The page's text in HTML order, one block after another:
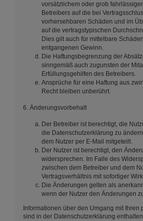
vorsätzlichem oder grob
Betreibers auf die bei
vorhersehbaren Schäden und im
auf die vertragstypischen
Dies gilt auch für mittelbare
entgangenen Gewinn.
Die Haftungsbegrenzung der
sinngemäß auch zugunsten der
Erfüllungsgehilfen des Betreibers.
Ansprüche für eine Haftung aus
Recht bleiben unberührt.
6. Änderungsvorbehalt
Der Betreiber ist berechtigt, die
die Datenschutzerklärung zu
dem Nutzer per E-Mail mitgeteilt.
Der Nutzer ist berechtigt, den
widersprechen. Im Falle des
zwischen dem Betreiber und dem
Vertragsverhältnis mit sofortiger
Die Änderungen gelten als
wenn der Nutzer den Änderungen
Informationen über den Umgang mit Ihren
sind in der Datenschutzerklärung